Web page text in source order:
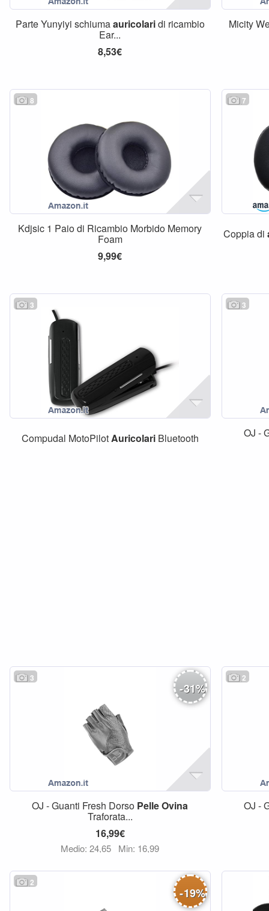
Parte Yunyiyi schiumaauricolaridi ricambio
Ear...
8,53€
Micity
8
Kdjsic 1 Paio di Ricambio Morbido Memory
Foam
9,99€
7
Coppia di
3
Compudal MotoPilotAuricolariBluetooth
3
OJ -
3
-31%
OJ - Guanti Fresh Dorso PelleOvina
Traforata...
16,99€
Medio: 24,65 Min: 16,99
2
OJ -
2
-19%